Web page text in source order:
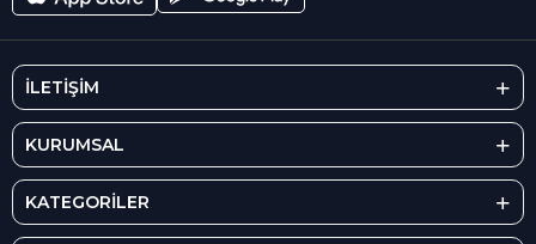
İLETİŞİM
KURUMSAL
KATEGORİLER